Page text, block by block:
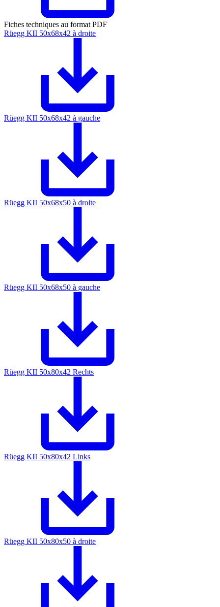
Fiches techniques au format PDF
Rüegg KII 50x68x42 à droite
Rüegg KII 50x68x42 à gauche
Rüegg KII 50x68x50 à droite
Rüegg KII 50x68x50 à gauche
Rüegg KII 50x80x42 Rechts
Rüegg KII 50x80x42 Links
Rüegg KII 50x80x50 à droite